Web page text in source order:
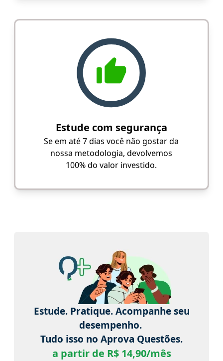
Estude com segurança
Se em até 7 dias você não gostar da
nossa metodologia, devolvemos
100% do valor investido.
Estude. Pratique. Acompanhe seu
desempenho.
Tudo isso no Aprova Questões.
a partir de R$ 14,90/mês